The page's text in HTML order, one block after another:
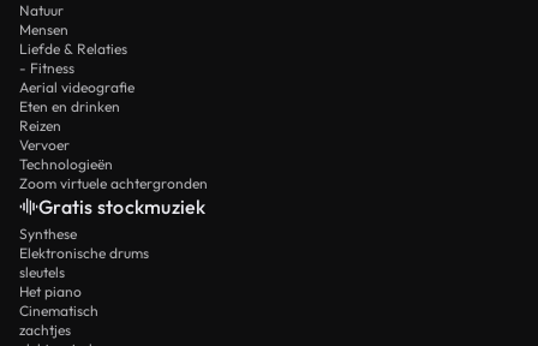
Natuur
Mensen
Liefde & Relaties
- Fitness
Aerial videografie
Eten en drinken
Reizen
Vervoer
Technologieën
Zoom virtuele achtergronden
Gratis stockmuziek
Synthese
Elektronische drums
sleutels
Het piano
Cinematisch
zachtjes